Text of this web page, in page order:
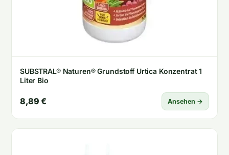
SUBSTRAL® Naturen® Grundstoff Urtica Konzentrat 1
Liter Bio
8,89 € Ansehen →